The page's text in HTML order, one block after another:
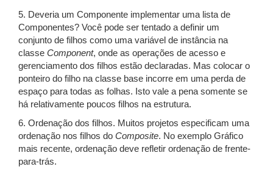
5. Deveria um Componente implementar uma lista de
Componentes? Você pode ser tentado a definir um
conjunto de filhos como uma variável de instância na
classe Component, onde as operações de acesso e
gerenciamento dos filhos estão declaradas. Mas colocar o
ponteiro do filho na classe base incorre em uma perda de
espaço para todas as folhas. Isto vale a pena somente se
há relativamente poucos filhos na estrutura.
6. Ordenação dos filhos. Muitos projetos especificam uma
ordenação nos filhos do Composite. No exemplo Gráfico
mais recente, ordenação deve refletir ordenação de frente-
para-trás.